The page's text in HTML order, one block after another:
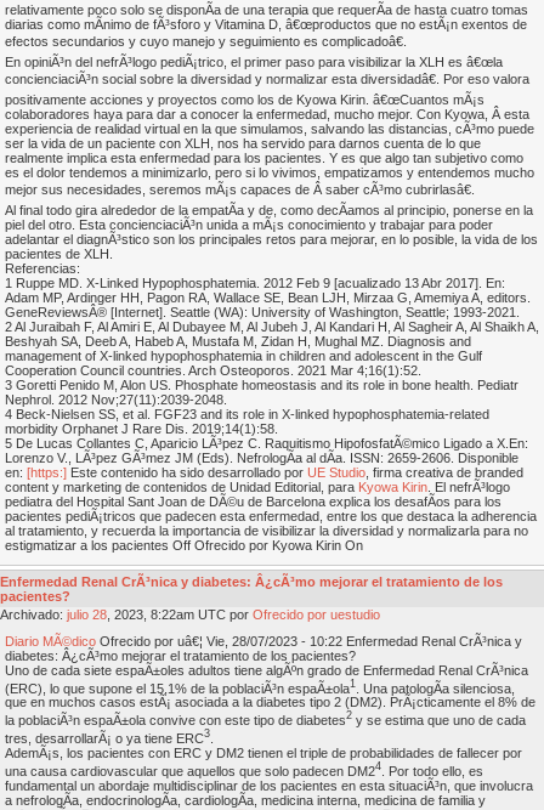
relativamente poco solo se disponÃ­a de una terapia que requerÃ­a de hasta cuatro tomas
diarias como mÃ­nimo de fÃ³sforo y Vitamina D, â€œproductos que no estÃ¡n exentos de
efectos secundarios y cuyo manejo y seguimiento es complicadoâ€.
En opiniÃ³n del nefrÃ³logo pediÃ¡trico, el primer paso para visibilizar la XLH es â€œla
concienciaciÃ³n social sobre la diversidad y normalizar esta diversidadâ€. Por eso valora
positivamente acciones y proyectos como los de Kyowa Kirin. â€œCuantos mÃ¡s
colaboradores haya para dar a conocer la enfermedad, mucho mejor. Con Kyowa, Â esta
experiencia de realidad virtual en la que simulamos, salvando las distancias, cÃ³mo puede
ser la vida de un paciente con XLH, nos ha servido para darnos cuenta de lo que
realmente implica esta enfermedad para los pacientes. Y es que algo tan subjetivo como
es el dolor tendemos a minimizarlo, pero si lo vivimos, empatizamos y entendemos mucho
mejor sus necesidades, seremos mÃ¡s capaces de Â saber cÃ³mo cubrirlasâ€.
Al final todo gira alrededor de la empatÃ­a y de, como decÃ­amos al principio, ponerse en la
piel del otro. Esta concienciaciÃ³n unida a mÃ¡s conocimiento y trabajar para poder
adelantar el diagnÃ³stico son los principales retos para mejorar, en lo posible, la vida de los
pacientes de XLH.
Referencias:
1 Ruppe MD. X-Linked Hypophosphatemia. 2012 Feb 9 [acualizado 13 Abr 2017]. En:
Adam MP, Ardinger HH, Pagon RA, Wallace SE, Bean LJH, Mirzaa G, Amemiya A, editors.
GeneReviewsÂ® [Internet]. Seattle (WA): University of Washington, Seattle; 1993-2021.
2 Al Juraibah F, Al Amiri E, Al Dubayee M, Al Jubeh J, Al Kandari H, Al Sagheir A, Al Shaikh A,
Beshyah SA, Deeb A, Habeb A, Mustafa M, Zidan H, Mughal MZ. Diagnosis and
management of X-linked hypophosphatemia in children and adolescent in the Gulf
Cooperation Council countries. Arch Osteoporos. 2021 Mar 4;16(1):52.
3 Goretti Penido M, Alon US. Phosphate homeostasis and its role in bone health. Pediatr
Nephrol. 2012 Nov;27(11):2039-2048.
4 Beck-Nielsen SS, et al. FGF23 and its role in X-linked hypophosphatemia-related
morbidity Orphanet J Rare Dis. 2019;14(1):58.
5 De Lucas Collantes C, Aparicio LÃ³pez C. Raquitismo HipofosfatÃ©mico Ligado a X.En:
Lorenzo V., LÃ³pez GÃ³mez JM (Eds). NefrologÃ­a al dÃ­a. ISSN: 2659-2606. Disponible
en: [https:] Este contenido ha sido desarrollado por UE Studio , firma creativa de branded
content y marketing de contenidos de Unidad Editorial, para Kyowa Kirin . El nefrÃ³logo
pediatra del Hospital Sant Joan de DÃ©u de Barcelona explica los desafÃ­os para los
pacientes pediÃ¡tricos que padecen esta enfermedad, entre los que destaca la adherencia
al tratamiento, y recuerda la importancia de visibilizar la diversidad y normalizarla para no
estigmatizar a los pacientes Off Ofrecido por Kyowa Kirin On
Enfermedad Renal CrÃ³nica y diabetes: Â¿cÃ³mo mejorar el tratamiento de los
pacientes?
Archivado: julio 28 , 2023, 8:22am UTC por Ofrecido por uestudio
Diario MÃ©dico Ofrecido por uâ€¦ Vie, 28/07/2023 - 10:22 Enfermedad Renal CrÃ³nica y
diabetes: Â¿cÃ³mo mejorar el tratamiento de los pacientes?
Uno de cada siete espaÃ±oles adultos tiene algÃºn grado de Enfermedad Renal CrÃ³nica
(ERC), lo que supone el 15,1% de la poblaciÃ³n espaÃ±ola1
. Una patologÃ­a silenciosa,
que en muchos casos estÃ¡ asociada a la diabetes tipo 2 (DM2). PrÃ¡cticamente el 8% de
la poblaciÃ³n espaÃ±ola convive con este tipo de diabetes2 y se estima que uno de cada
tres, desarrollarÃ¡ o ya tiene ERC3
AdemÃ¡s, los pacientes con ERC y DM2 tienen el triple de probabilidades de fallecer por
una causa cardiovascular que aquellos que solo padecen DM24 . Por todo ello, es
fundamental un abordaje multidisciplinar de los pacientes en esta situaciÃ³n, que involucra
a nefrologÃ­a, endocrinologÃ­a, cardiologÃ­a, medicina interna, medicina de familia y